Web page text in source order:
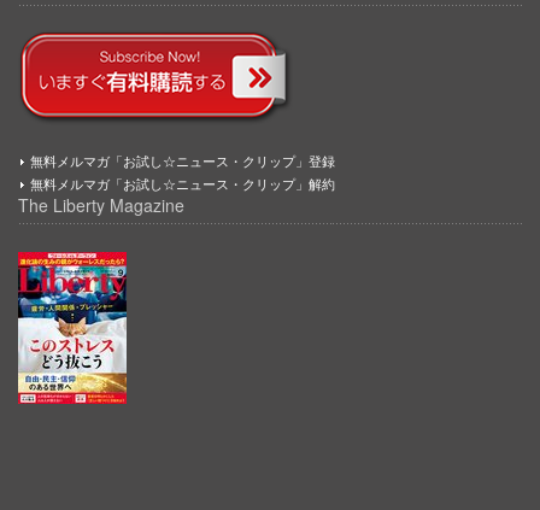
無料メルマガ「お試し☆ニュース・クリップ」登録
無料メルマガ「お試し☆ニュース・クリップ」解約
The Liberty Magazine